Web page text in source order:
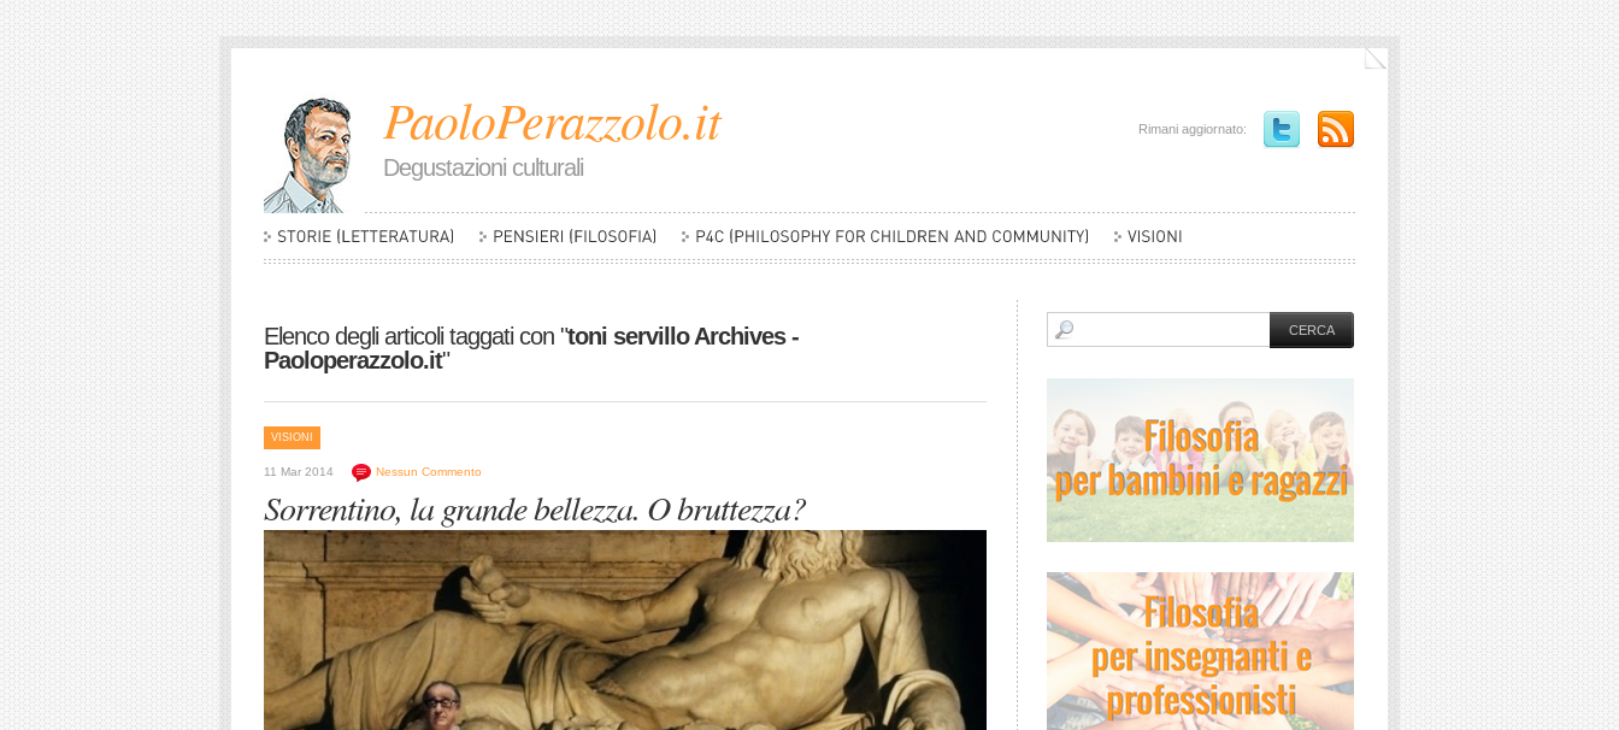
PaoloPerazzolo.it
Degustazioni culturali
Rimani aggiornato:
Elenco degli articoli taggati con "toni servillo Archives -
Paoloperazzolo.it"
VISIONI
11 Mar 2014 Nessun Commento
Sorrentino, la grande bellezza. O bruttezza?